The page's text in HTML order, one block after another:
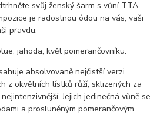
svůj ženský šarm s vůní TTA
je radostnou ódou na vás, vaši
pravdu.
jahoda, květ pomerančovníku.
absolvovaně nejčistší verzi
z okvětních lístků růží, sklizených za
Jejich jedinečná vůně se
a prosluněným pomerančovým